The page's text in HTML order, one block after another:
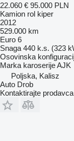
22.060 € 95.000 PLN
Kamion rol kiper
2012
529.000 km
Euro 6
Snaga 440 k.s. (323
Osovinska
Marka karoserijeAJK
Poljska, Kalisz
Auto Drob
Kontaktirajte prodavca